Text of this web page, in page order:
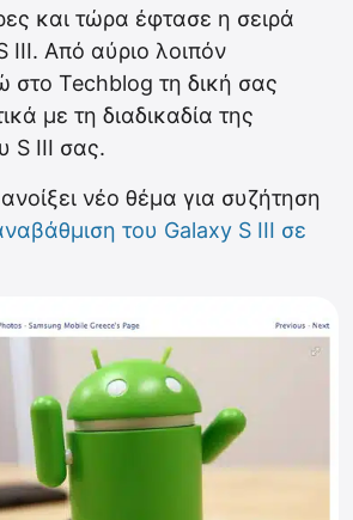
και τώρα έφτασε η σειρά
III. Από αύριο λοιπόν
στο Techblog τη δική σας
με τη διαδικαδία της
S III σας.
νέο θέμα για συζήτηση
του Galaxy S III σε